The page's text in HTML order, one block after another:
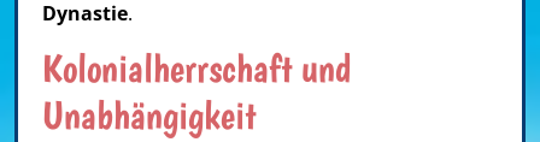
Dynastie.
Kolonialherrschaft und
Unabhängigkeit